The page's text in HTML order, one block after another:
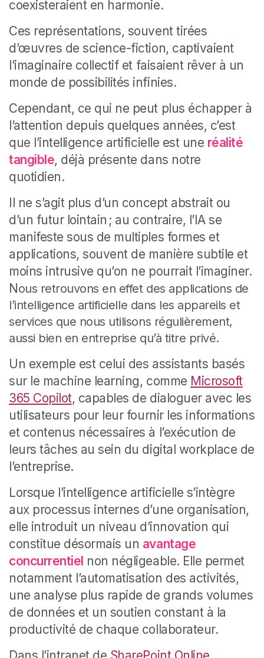
coexisteraient en harmonie.
Ces représentations, souvent tirées
d’œuvres de science-fiction, captivaient
l’imaginaire collectif et faisaient rêver à un
monde de possibilités infinies.
Cependant, ce qui ne peut plus échapper à
l’attention depuis quelques années, c’est
que l’intelligence artificielle est une réalité
tangible, déjà présente dans notre
quotidien.
Il ne s’agit plus d’un concept abstrait ou
d’un futur lointain ; au contraire, l’IA se
manifeste sous de multiples formes et
applications, souvent de manière subtile et
moins intrusive qu’on ne pourrait l’imaginer.
Nous retrouvons en effet des applications de
l’intelligence artificielle dans les appareils et
services que nous utilisons régulièrement,
aussi bien en entreprise qu’à titre privé.
Un exemple est celui des assistants basés
sur le machine learning, comme Microsoft
365 Copilot, capables de dialoguer avec les
utilisateurs pour leur fournir les informations
et contenus nécessaires à l’exécution de
leurs tâches au sein du digital workplace de
l’entreprise.
Lorsque l’intelligence artificielle s’intègre
aux processus internes d’une organisation,
elle introduit un niveau d’innovation qui
constitue désormais un avantage
concurrentiel non négligeable. Elle permet
notamment l’automatisation des activités,
une analyse plus rapide de grands volumes
de données et un soutien constant à la
productivité de chaque collaborateur.
Dans l’intranet de SharePoint Online